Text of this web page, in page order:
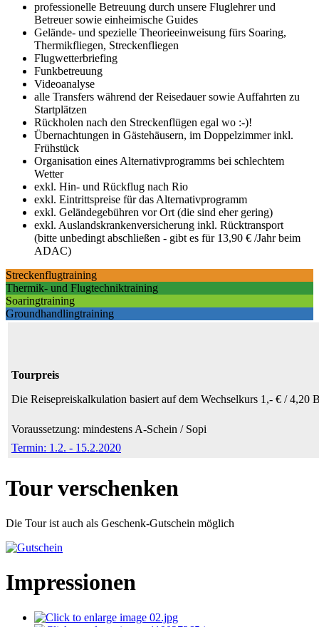
professionelle Betreuung durch unsere Fluglehrer und
Betreuer sowie einheimische Guides
Gelände- und spezielle Theorieeinweisung fürs Soaring,
Thermikfliegen, Streckenfliegen
Flugwetterbriefing
Funkbetreuung
Videoanalyse
alle Transfers während der Reisedauer sowie Auffahrten zu
Startplätzen
Rückholen nach den Streckenflügen egal wo :-)!
Übernachtungen in Gästehäusern, im Doppelzimmer inkl.
Frühstück
Organisation eines Alternativprogramms bei schlechtem
Wetter
exkl. Hin- und Rückflug nach Rio
exkl. Eintrittspreise für das Alternativprogramm
exkl. Geländegebühren vor Ort (die sind eher gering)
exkl. Auslandskrankenversicherung inkl. Rücktransport
(bitte unbedingt abschließen - gibt es für 13,90 € /Jahr beim
ADAC)
Streckenflugtraining
Thermik- und Flugtechniktraining
Soaringtraining
Groundhandlingtraining
Tourpreis
Die Reisepreiskalkulation basiert auf dem Wechselkurs 1,- € /
Voraussetzung: mindestens A-Schein / Sopi
Termin: 1.2. - 15.2.2020
Tour verschenken
Die Tour ist auch als Geschenk-Gutschein möglich
Impressionen